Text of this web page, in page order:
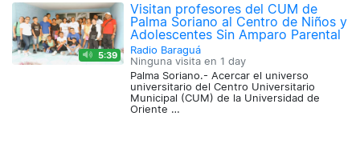
5:39
Visitan profesores del CUM de
Palma Soriano al Centro de Niños y
Adolescentes Sin Amparo Parental
Radio Baraguá
Ninguna visita en 1 day
Palma Soriano.- Acercar el universo
universitario del Centro Universitario
Municipal (CUM) de la Universidad de
Oriente …